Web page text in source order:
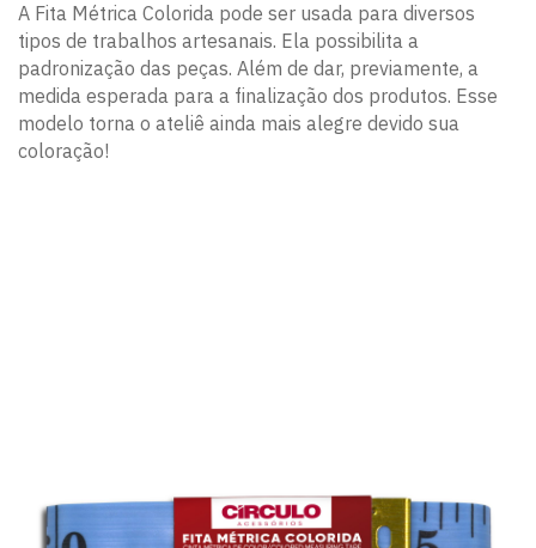
A Fita Métrica Colorida pode ser usada para diversos
tipos de trabalhos artesanais. Ela possibilita a
padronização das peças. Além de dar, previamente, a
medida esperada para a finalização dos produtos. Esse
modelo torna o ateliê ainda mais alegre devido sua
coloração!